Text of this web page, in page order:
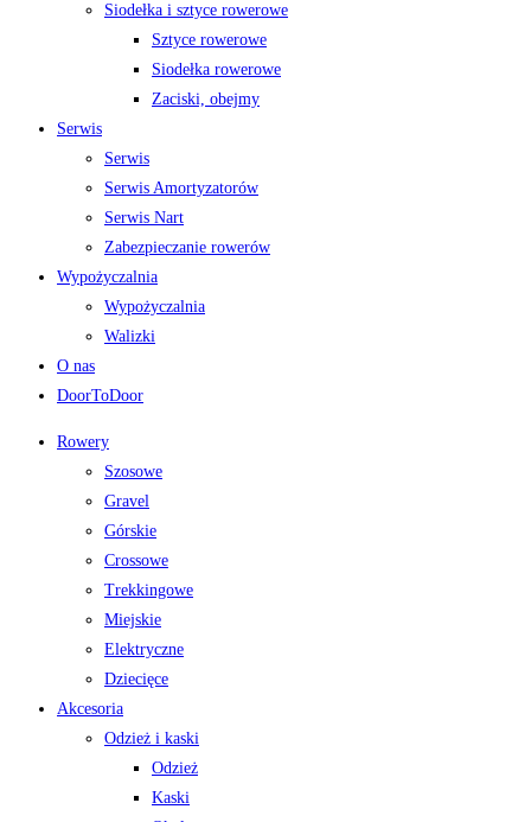
Siodełka i sztyce rowerowe
Sztyce rowerowe
Siodełka rowerowe
Zaciski, obejmy
Serwis
Serwis
Serwis Amortyzatorów
Serwis Nart
Zabezpieczanie rowerów
Wypożyczalnia
Wypożyczalnia
Walizki
O nas
DoorToDoor
Rowery
Szosowe
Gravel
Górskie
Crossowe
Trekkingowe
Miejskie
Elektryczne
Dziecięce
Akcesoria
Odzież i kaski
Odzież
Kaski